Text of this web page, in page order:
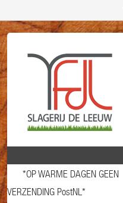
*OP WARME DAGEN GEEN
VERZENDING PostNL*